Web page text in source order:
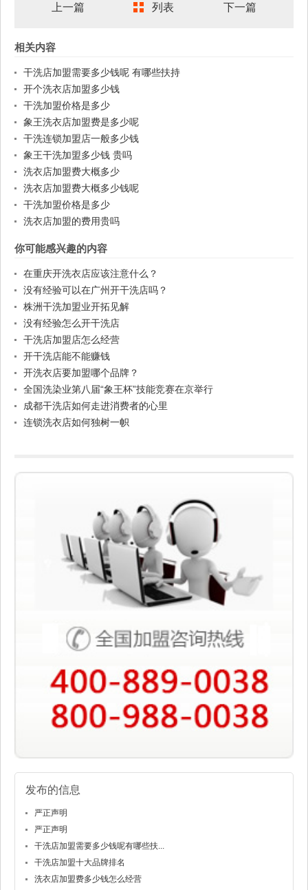
上一篇 列表 下一篇
相关内容
干洗店加盟需要多少钱呢 有哪些扶持
开个洗衣店加盟多少钱
干洗加盟价格是多少
象王洗衣店加盟费是多少呢
干洗连锁加盟店一般多少钱
象王干洗加盟多少钱 贵吗
洗衣店加盟费大概多少
洗衣店加盟费大概多少钱呢
干洗加盟价格是多少
洗衣店加盟的费用贵吗
你可能感兴趣的内容
在重庆开洗衣店应该注意什么？
没有经验可以在广州开干洗店吗？
株洲干洗加盟业开拓见解
没有经验怎么开干洗店
干洗店加盟店怎么经营
开干洗店能不能赚钱
开洗衣店要加盟哪个品牌？
全国洗染业第八届“象王杯”技能竞赛在京举行
成都干洗店如何走进消费者的心里
连锁洗衣店如何独树一帜
发布的信息
严正声明
严正声明
干洗店加盟需要多少钱呢有哪些扶...
干洗店加盟十大品牌排名
洗衣店加盟费多少钱怎么经营